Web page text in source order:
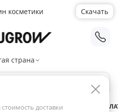
косметики Скачать
страна
доставки
ЗАРАБОТАТЬ С НАМИ